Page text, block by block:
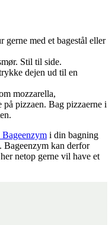
gerne med et bagestål eller
Stil til side.
dejen ud til en
mozzarella,
pizzaen. Bag pizzaerne i
i din bagning
kan derfor
netop gerne vil have et